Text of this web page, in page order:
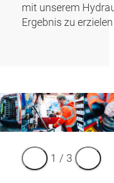
mit unserem
Ergebnis zu
1 / 3